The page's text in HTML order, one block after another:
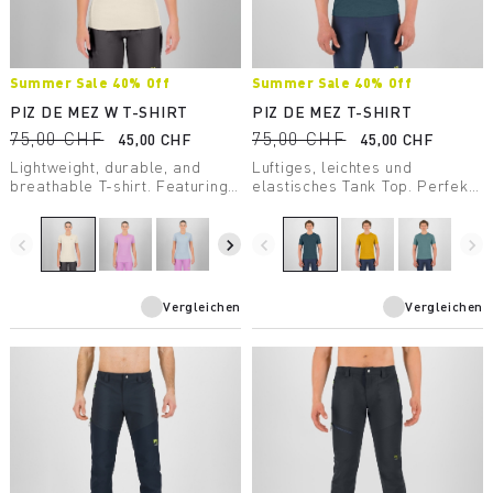
Summer Sale 40% Off
PIZ DE MEZ W T-SHIRT
75,00 CHF
45,00 CHF
Lightweight, durable, and
breathable T-shirt. Featuring
perfect for high-intensity
activity.
navigate_before navigate_next
Vergleichen
Summer Sale 40% Off
PIZ DE MEZ T-SHIRT
75,00 CHF
45,00 CHF
Luftiges, leichtes und
elastisches Tank Top. Perfekt
Outdoor-Aktivitäten bei sehr
hohen Temperaturen.
navigate_before navigate_next
Vergleichen